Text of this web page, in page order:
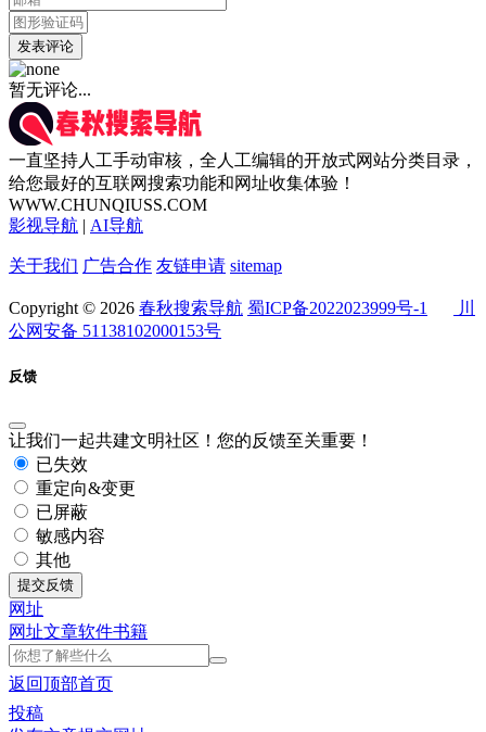
发表评论
暂无评论...
一直坚持人工手动审核，全人工编辑的开放式网站分类目录，
给您最好的互联网搜索功能和网址收集体验！
WWW.CHUNQIUSS.COM
影视导航 | AI导航
关于我们 广告合作 友链申请 sitemap
Copyright © 2026 春秋搜索导航 蜀ICP备2022023999号-1
川
公网安备 51138102000153号
反馈
让我们一起共建文明社区！您的反馈至关重要！
已失效
重定向&变更
已屏蔽
敏感内容
其他
提交反馈
网址
网址文章软件书籍
返回顶部首页
投稿